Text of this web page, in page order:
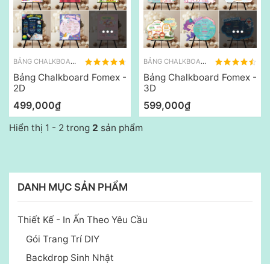
DANH MỤC SẢN PHẨM
Thiết Kế - In Ấn Theo Yêu Cầu
Gói Trang Trí DIY
Backdrop Sinh Nhật
BẢNG CHALKBOARD
Bảng Chalkboard Fomex -
2D
499,000₫
BẢNG CHALKBOARD
Bảng Chalkboard Fomex -
3D
599,000₫
Hiển thị 1 - 2 trong 2 sản phẩm